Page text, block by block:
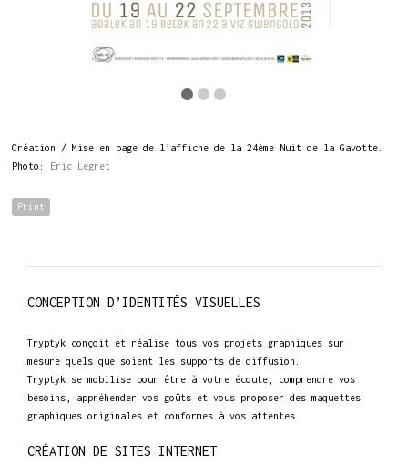
Création / Mise en page de l’affiche de la 24ème Nuit de la Gavotte.
Photo: Eric Legret
Print
CONCEPTION D’IDENTITÉS VISUELLES
Tryptyk conçoit et réalise tous vos projets graphiques sur
mesure quels que soient les supports de diffusion.
Tryptyk se mobilise pour être à votre écoute, comprendre vos
besoins, appréhender vos goûts et vous proposer des maquettes
graphiques originales et conformes à vos attentes.
CRÉATION DE SITES INTERNET